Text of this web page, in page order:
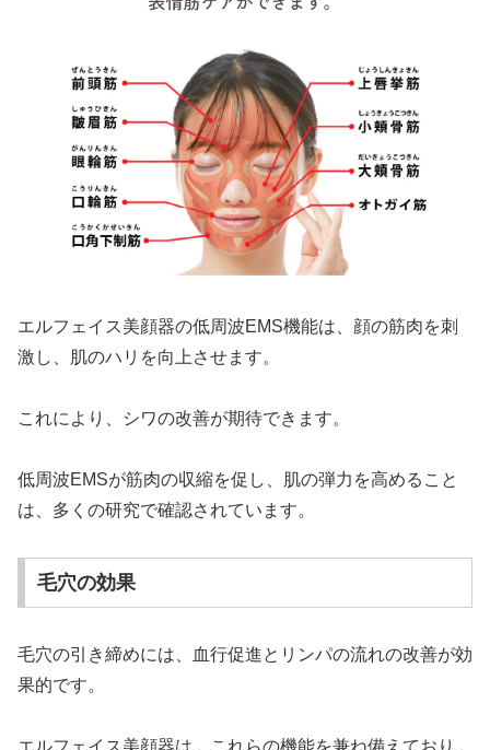
エルフェイス美顔器の低周波EMS機能は、顔の筋肉を刺
激し、肌のハリを向上させます。
これにより、シワの改善が期待できます。
低周波EMSが筋肉の収縮を促し、肌の弾力を高めること
は、多くの研究で確認されています。
毛穴の効果
毛穴の引き締めには、血行促進とリンパの流れの改善が効
果的です。
エルフェイス美顔器は、これらの機能を兼ね備えており、